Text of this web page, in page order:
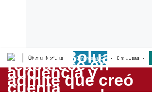
Últimas Noticias Empresas G Empresas
Lo último
Peru Quiosco